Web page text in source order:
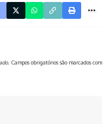
Campos obrigatórios são marcados com